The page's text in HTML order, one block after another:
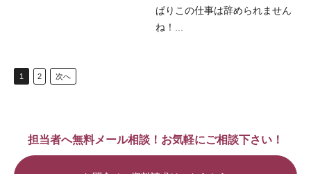
ぱりこの仕事は辞められません
ね！...
1 2 次へ
担当者へ無料メール相談！お気軽にご相談下さい！